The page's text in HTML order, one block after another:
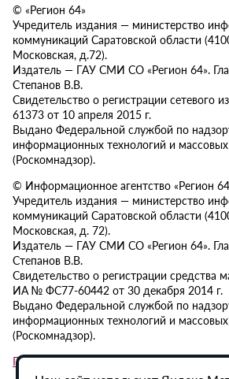
© «Регион 64»
Учредитель издания — министерство
коммуникаций Саратовской области
Московская, д.72).
Издатель — ГАУ СМИ СО «Регион 64».
Степанов В.В.
Свидетельство о регистрации сетевого
61373 от 10 апреля 2015 г.
Выдано Федеральной службой по
информационных технологий и
(Роскомнадзор).
© Информационное агентство «Регион
Учредитель издания — министерство
коммуникаций Саратовской области
Московская, д. 72).
Издатель — ГАУ СМИ СО «Регион 64».
Степанов В.В.
Свидетельство о регистрации средства
ИА № ФС77-60442 от 30 декабря 2014 г.
Выдано Федеральной службой по
информационных технологий и
(Роскомнадзор).
Политика в отношении обработки